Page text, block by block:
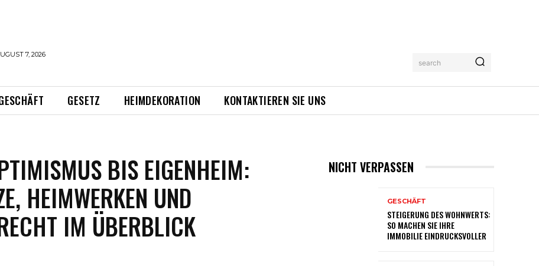
7, 2026
search
GESETZ HEIMDEKORATION KONTAKTIEREN SIE UNS
BIS EIGENHEIM:
HEIMWERKEN UND
IM ÜBERBLICK
NICHT VERPASSEN
GESCHÄFT
STEIGERUNG DES WOHNWERTS:
SO MACHEN SIE IHRE
IMMOBILIE EINDRUCKSVOLLER